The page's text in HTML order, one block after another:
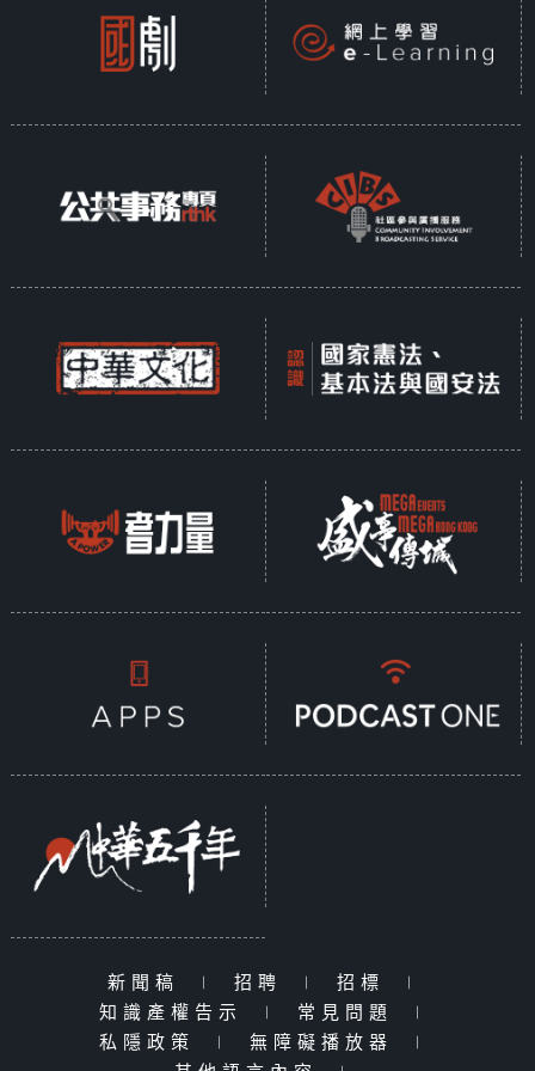
新聞稿 | 招聘 | 招標
|
知識產權告示
| 常見問題
|
私隱政策
| 無障礙播放器
|